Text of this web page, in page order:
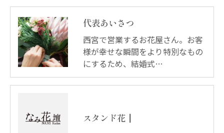
代表あいさつ
西宮で営業するお花屋さん。お客
様が幸せな瞬間をより特別なもの
にするため、結婚式…
スタンド花┃